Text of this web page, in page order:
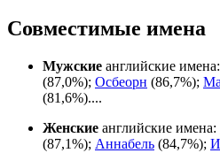
Совместимые имена
Мужские английские имена:
(87,0%); Осбеорн (86,7%);
(81,6%)....
Женские английские имена:
(87,1%); Аннабель (84,7%);